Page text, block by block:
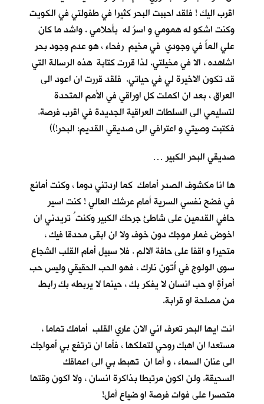
اقرب اليك ! فلقد احببت البحر كثيرا في طفولتي في الكويت
وكنت اشكو له همومي و اسرُ له بأحلامي . واشد ما كان
علي الماً في وجودي في مخيم رفحاء ، هو عدم وجود بحرٍ
اشاهده ، الا في مخيلتي. لذا قررت كتابة هذه الرسالة التي
قد تكون الاخيرة لي في حياتي. فلقد قررت ان اعود الى
العراق ، بعد ان اكملت كل اوراقي في الأمم المتحدة
لتسليمي الى السلطات العراقية الجديدة في اقرب فرصة.
فكتبت وصيتي و اعترافي الى صديقي القديم: البحر!))
صديقي البحر الكبير …
ها انا مكشوف الصدر أمامك كما اردتني دوما ، وكنت أمانع
في فضح نفسي السرية أمام عرشك العالي ! كنت اسير
حافي القدمين على شاطئ جرحك الكبير وكنت ُ تريدني ان
اخوض غمار موجك دون خوف ولا ان ابقى محدقا فيك ،
متحيرا و اقفا على حافة الالم . فلا سبيل أمام القلب الشجاع
سوى الولوج في أُتون نارك ، فهو الحب الحقيقي وليس حب
أمرأةٍ او حب انسان لا يفكر بك ، حينما لا يربطه بك رابط
من مصلحة او قرابة.
انت ايها البحر تعرف اني الان عاري القلب أمامك تماما ،
مستعدا ان اهبك روحي لتملكها ، فأما ان ترتفع بي أمواجك
الى عنان السماء ، و أما ان تهبط بي الى اعماقك
السحيقة. ولن اكون مرتبطا بذاكرة انسان ، ولا اكون وقتها
متحسرا على فوات فرصة او ضياع أمل!